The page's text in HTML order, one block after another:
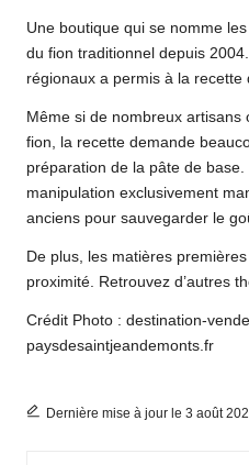
Une boutique qui se nomme
du fion traditionnel depuis
régionaux a permis à la recette
Même si de nombreux
fion, la recette demande
préparation de la pâte de
manipulation exclusivement
anciens pour sauvegarder le
De plus, les matières
proximité. Retrouvez d’autres
Crédit Photo : destination-
paysdesaintjeandemonts.fr
Dernière mise à jour le 3 août